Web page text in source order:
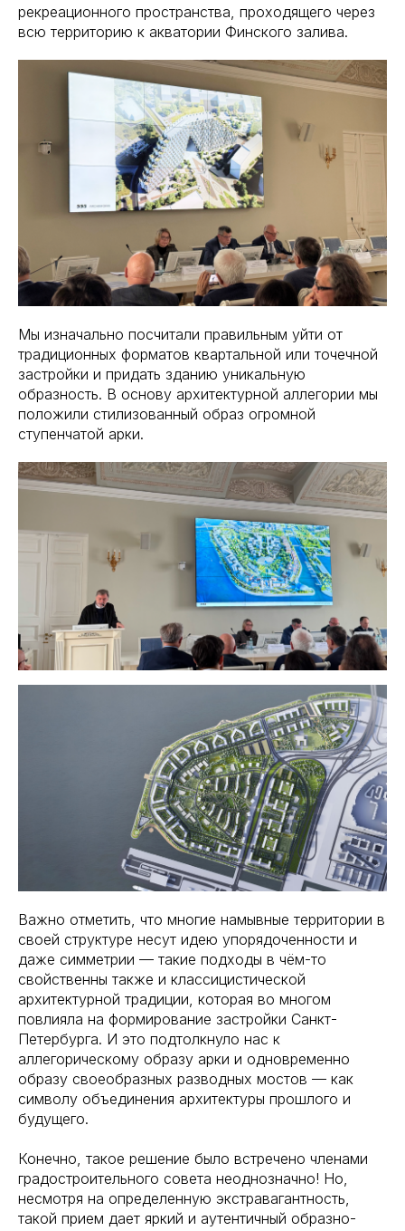
рекреационного пространства, проходящего через
всю территорию к акватории Финского залива.
Мы изначально посчитали правильным уйти от
традиционных форматов квартальной или точечной
застройки и придать зданию уникальную
образность. В основу архитектурной аллегории мы
положили стилизованный образ огромной
ступенчатой арки.
Важно отметить, что многие намывные территории в
своей структуре несут идею упорядоченности и
даже симметрии — такие подходы в чём-то
свойственны также и классицистической
архитектурной традиции, которая во многом
повлияла на формирование застройки Санкт-
Петербурга. И это подтолкнуло нас к
аллегорическому образу арки и одновременно
образу своеобразных разводных мостов — как
символу объединения архитектуры прошлого и
будущего.
Конечно, такое решение было встречено членами
градостроительного совета неоднозначно! Но,
несмотря на определенную экстравагантность,
такой прием дает яркий и аутентичный образно-